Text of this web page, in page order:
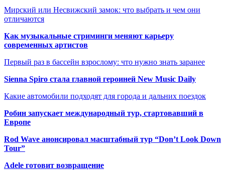
Мирский или Несвижский замок: что выбрать и чем они
отличаются
Как музыкальные стриминги меняют карьеру
современных артистов
Первый раз в бассейн взрослому: что нужно знать заранее
Sienna Spiro стала главной героиней New Music Daily
Какие автомобили подходят для города и дальних поездок
Робин запускает международный тур, стартовавший в
Европе
Rod Wave анонсировал масштабный тур “Don’t Look Down
Tour”
Adele готовит возвращение